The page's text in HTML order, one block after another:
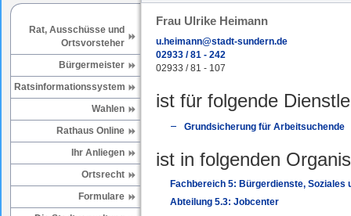
Rat, Ausschüsse und
Ortsvorsteher
Bürgermeister
Ratsinformationssystem
Wahlen
Rathaus Online
Ihr Anliegen
Ortsrecht
Formulare
Frau Ulrike Heimann
u.heimann@stadt-sundern.de
02933 / 81 - 242
02933 / 81 - 107
ist für folgende
Grundsicherung für Arbeitsuchende
ist in folgenden
Fachbereich 5: Bürgerdienste, Soziales
Abteilung 5.3: Jobcenter